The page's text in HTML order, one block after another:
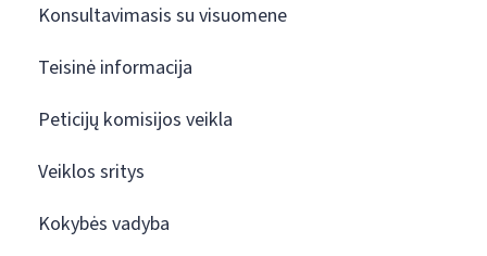
Konsultavimasis su visuomene
Teisinė informacija
Peticijų komisijos veikla
Veiklos sritys
Kokybės vadyba